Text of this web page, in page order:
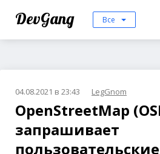
DevGang Все
04.08.2021 в 23:43 LegGnom
OpenStreetMap
запрашивает